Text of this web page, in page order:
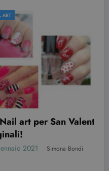
davvero